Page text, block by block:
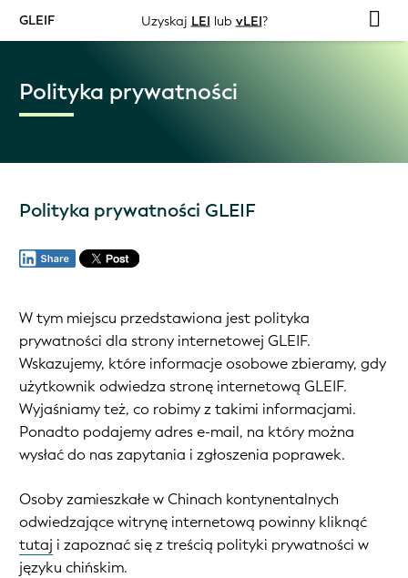
GLEIF Uzyskaj LEI lub vLEI?
Polityka prywatności
Polityka prywatności GLEIF
W tym miejscu przedstawiona jest polityka
prywatności dla strony internetowej GLEIF.
Wskazujemy, które informacje osobowe zbieramy, gdy
użytkownik odwiedza stronę internetową GLEIF.
Wyjaśniamy też, co robimy z takimi informacjami.
Ponadto podajemy adres e-mail, na który można
wysłać do nas zapytania i zgłoszenia poprawek.
Osoby zamieszkałe w Chinach kontynentalnych
odwiedzające witrynę internetową powinny kliknąć
tutaj i zapoznać się z treścią polityki prywatności w
języku chińskim.